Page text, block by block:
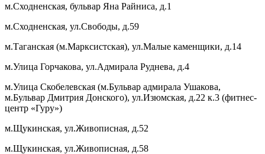
м.Сходненская, бульвар Яна Райниса, д.1
м.Сходненская, ул.Свободы, д.59
м.Таганская (м.Марксистская), ул.Малые каменщики, д.14
м.Улица Горчакова, ул.Адмирала Руднева, д.4
м.Улица Скобелевская (м.Бульвар адмирала Ушакова,
м.Бульвар Дмитрия Донского), ул.Изюмская, д.22 к.3 (фитнес-
центр «Гуру»)
м.Щукинская, ул.Живописная, д.52
м.Щукинская, ул.Живописная, д.58